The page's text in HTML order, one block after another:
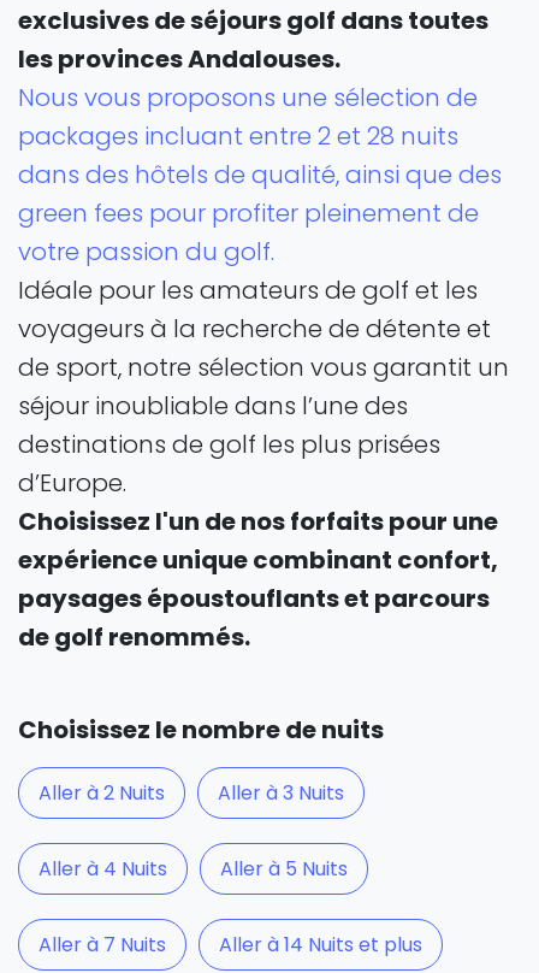
exclusives de séjours golf dans toutes
les provinces Andalouses.
Nous vous proposons une sélection de
packages incluant entre 2 et 28 nuits
dans des hôtels de qualité, ainsi que des
green fees pour profiter pleinement de
votre passion du golf.
Idéale pour les amateurs de golf et les
voyageurs à la recherche de détente et
de sport, notre sélection vous garantit un
séjour inoubliable dans l’une des
destinations de golf les plus prisées
d’Europe.
Choisissez l'un de nos forfaits pour une
expérience unique combinant confort,
paysages époustouflants et parcours
de golf renommés.
Choisissez le nombre de nuits
Aller à 2 Nuits Aller à 3 Nuits
Aller à 4 Nuits Aller à 5 Nuits
Aller à 7 Nuits Aller à 14 Nuits et plus